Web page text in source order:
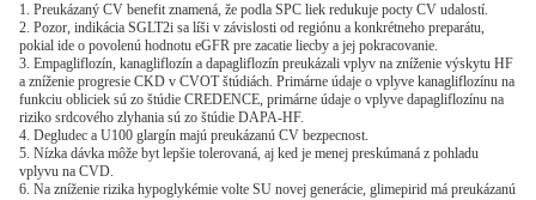
1. Preukázaný CV benefit znamená, že podla SPC liek redukuje pocty CV udalostí.
2. Pozor, indikácia SGLT2i sa líši v závislosti od regiónu a konkrétneho preparátu,
pokial ide o povolenú hodnotu eGFR pre zacatie liecby a jej pokracovanie.
3. Empagliflozín, kanagliflozín a dapagliflozín preukázali vplyv na zníženie výskytu HF
a zníženie progresie CKD v CVOT štúdiách. Primárne údaje o vplyve kanagliflozínu na
funkciu obliciek sú zo štúdie CREDENCE, primárne údaje o vplyve dapagliflozínu na
riziko srdcového zlyhania sú zo štúdie DAPA-HF.
4. Degludec a U100 glargín majú preukázanú CV bezpecnost.
5. Nízka dávka môže byt lepšie tolerovaná, aj ked je menej preskúmaná z pohladu
vplyvu na CVD.
6. Na zníženie rizika hypoglykémie volte SU novej generácie, glimepirid má preukázanú